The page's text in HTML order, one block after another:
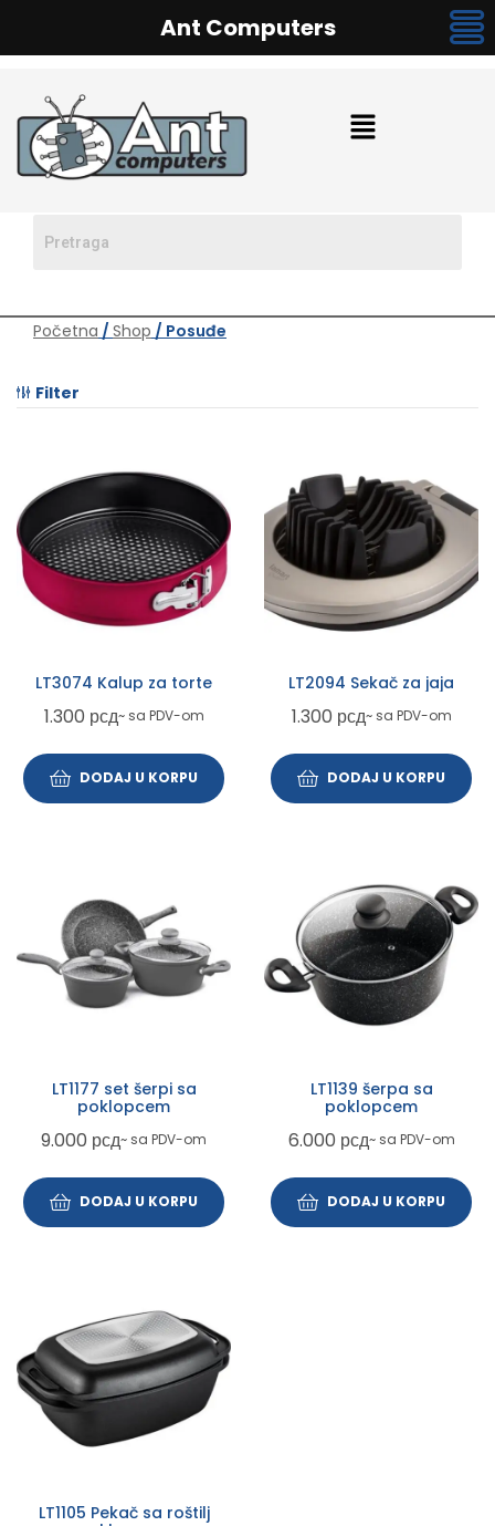
Početna / Shop / Posuđe
Filter
LT3074 Kalup za torte
1.300 рсд~ sa PDV-om
DODAJ U KORPU
LT2094 Sekač za jaja
1.300 рсд~ sa PDV-om
DODAJ U KORPU
LT1177 set šerpi sa
poklopcem
9.000 рсд~ sa PDV-om
DODAJ U KORPU
LT1139 šerpa sa
poklopcem
6.000 рсд~ sa PDV-om
DODAJ U KORPU
LT1105 Pekač sa roštilj
Ant Computers